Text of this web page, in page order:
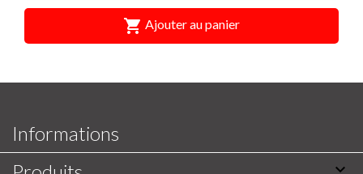
 Ajouter au panier
Informations